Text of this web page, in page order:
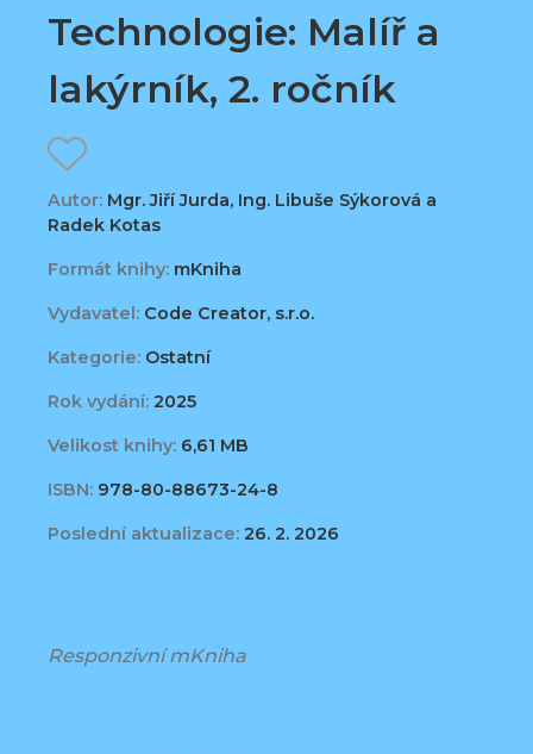
Technologie: Malíř a
lakýrník, 2. ročník
Autor: Mgr. Jiří Jurda, Ing. Libuše Sýkorová a
Radek Kotas
Formát knihy: mKniha
Vydavatel: Code Creator, s.r.o.
Kategorie: Ostatní
Rok vydání: 2025
Velikost knihy: 6,61 MB
ISBN: 978-80-88673-24-8
Poslední aktualizace: 26. 2. 2026
Responzivní mKniha